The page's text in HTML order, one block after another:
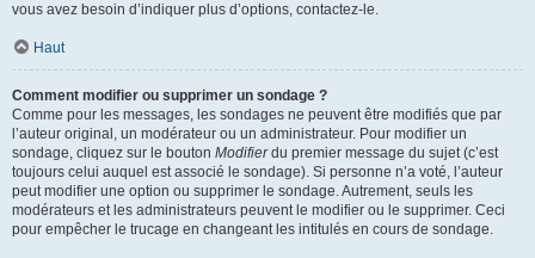
vous avez besoin d’indiquer plus d’options, contactez-le.
Haut
Comment modifier ou supprimer un sondage ?
Comme pour les messages, les sondages ne peuvent être modifiés que par
l’auteur original, un modérateur ou un administrateur. Pour modifier un
sondage, cliquez sur le bouton Modifierdu premier message du sujet (c’est
toujours celui auquel est associé le sondage). Si personne n’a voté, l’auteur
peut modifier une option ou supprimer le sondage. Autrement, seuls les
modérateurs et les administrateurs peuvent le modifier ou le supprimer. Ceci
pour empêcher le trucage en changeant les intitulés en cours de sondage.